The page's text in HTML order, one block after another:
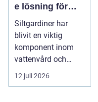
e lösning för
vattenmiljöer
Siltgardiner har
blivit en viktig
komponent inom
vattenvård och
muddringsindustri
tack vare si...
12 juli 2026